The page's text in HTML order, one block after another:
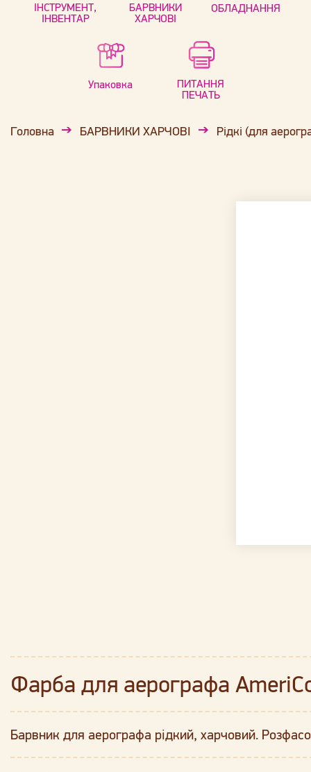
ІНСТРУМЕНТ,
ІНВЕНТАР
БАРВНИКИ
ХАРЧОВІ
ОБЛАДНАННЯ
Упаковка
ПИТАННЯ
ПЕЧАТЬ
Головна БАРВНИКИ ХАРЧОВІ Рідкі (для
Фарба для аерографа
Барвник для аерографа рідкий, харчовий.